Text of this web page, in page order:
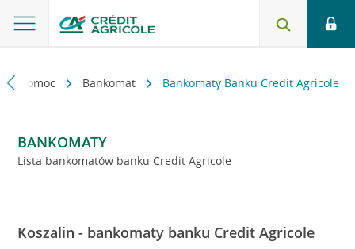
i pomoc Bankomat Bankomaty Banku Credit Agricole
BANKOMATY
Lista bankomatów banku Credit Agricole
Koszalin - bankomaty banku Credit Agricole